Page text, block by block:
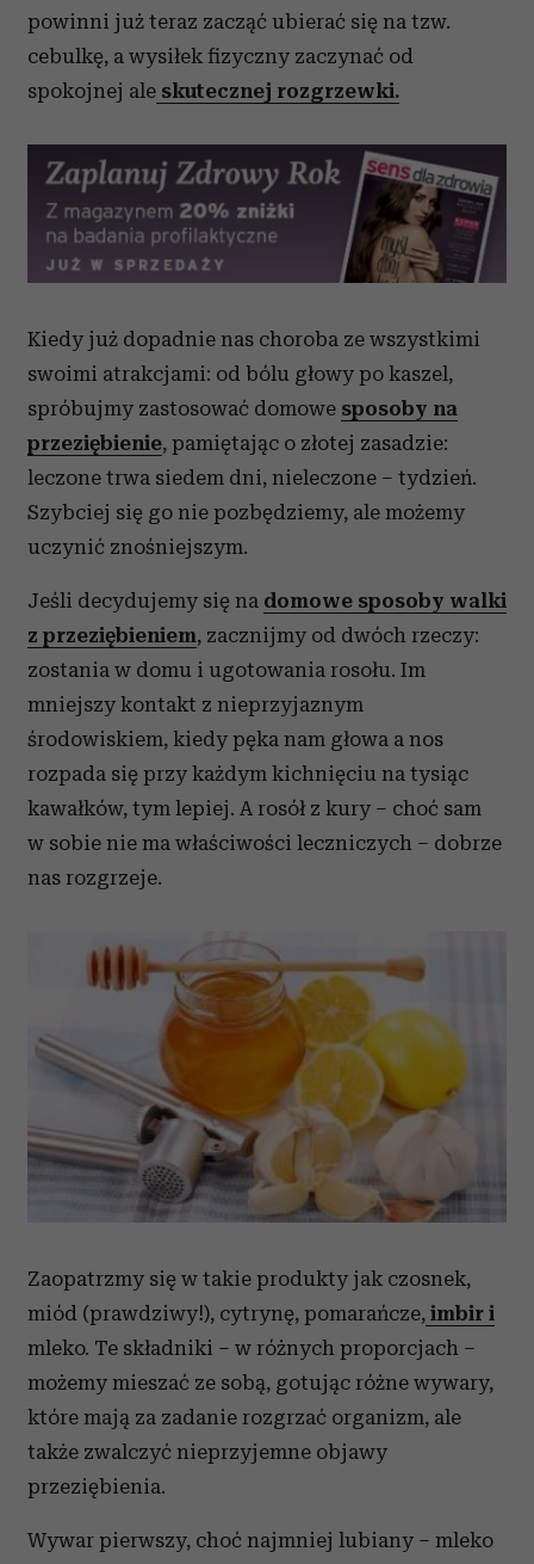
powinni już teraz zacząć ubierać się na tzw.
cebulkę, a wysiłek fizyczny zaczynać od
spokojnej ale skutecznej rozgrzewki.
Kiedy już dopadnie nas choroba ze wszystkimi
swoimi atrakcjami: od bólu głowy po kaszel,
spróbujmy zastosować domowe sposoby na
przeziębienie, pamiętając o złotej zasadzie:
leczone trwa siedem dni, nieleczone – tydzień.
Szybciej się go nie pozbędziemy, ale możemy
uczynić znośniejszym.
Jeśli decydujemy się na domowe sposoby walki
z przeziębieniem, zacznijmy od dwóch rzeczy:
zostania w domu i ugotowania rosołu. Im
mniejszy kontakt z nieprzyjaznym
środowiskiem, kiedy pęka nam głowa a nos
rozpada się przy każdym kichnięciu na tysiąc
kawałków, tym lepiej. A rosół z kury – choć sam
w sobie nie ma właściwości leczniczych – dobrze
nas rozgrzeje.
Zaopatrzmy się w takie produkty jak czosnek,
miód (prawdziwy!), cytrynę, pomarańcze, imbir i
mleko. Te składniki – w różnych proporcjach –
możemy mieszać ze sobą, gotując różne wywary,
które mają za zadanie rozgrzać organizm, ale
także zwalczyć nieprzyjemne objawy
przeziębienia.
Wywar pierwszy, choć najmniej lubiany – mleko